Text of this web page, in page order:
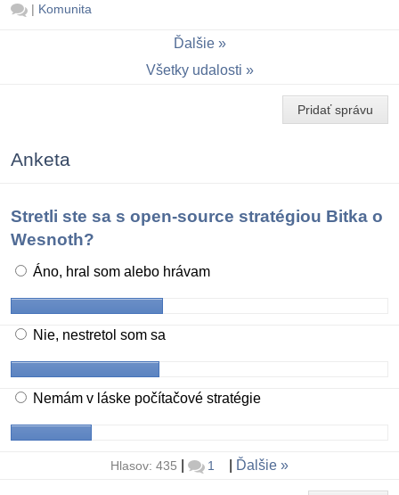
| Komunita
Ďalšie
Všetky udalosti
Pridať správu
Anketa
Stretli ste sa s open-source stratégiou Bitka o
Wesnoth?
Áno, hral som alebo hrávam
Nie, nestretol som sa
Nemám v láske počítačové stratégie
Hlasov: 435 1 Ďalšie